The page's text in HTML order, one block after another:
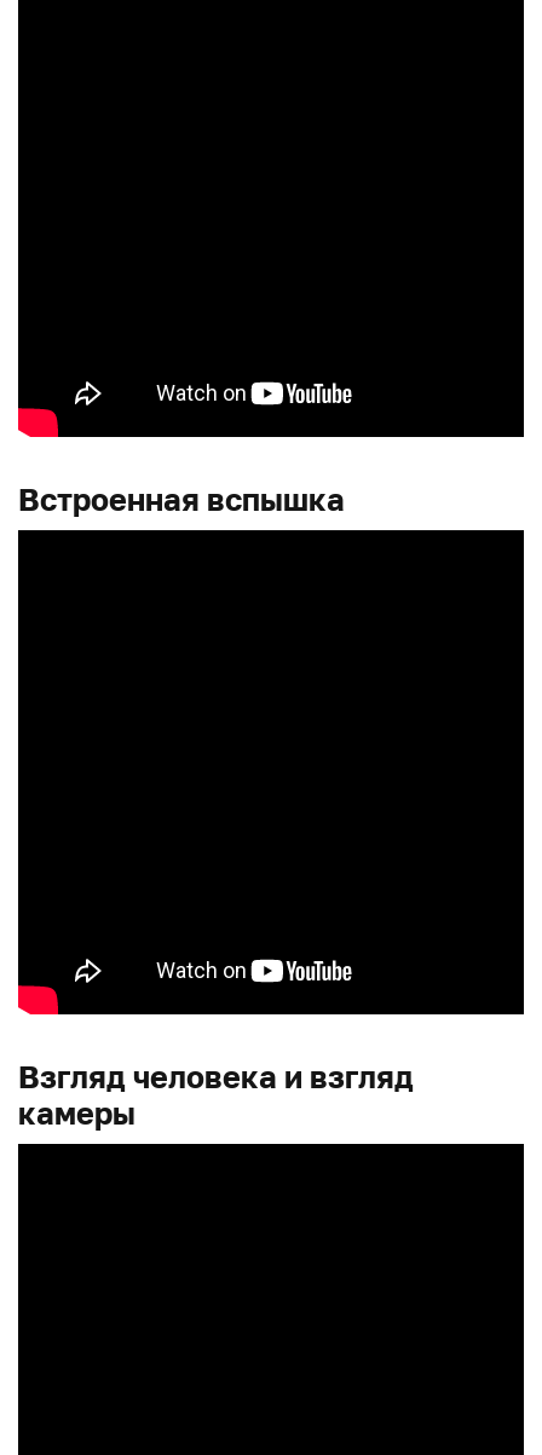
Встроенная вспышка
Взгляд человека и взгляд
камеры